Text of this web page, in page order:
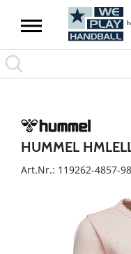
HUMMEL
Art.Nr.: 119262-4857-98